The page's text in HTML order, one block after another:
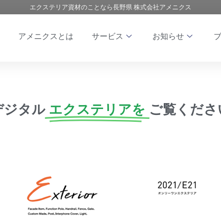
エクステリア資材のことなら長野県 株式会社アメニクス
アメニクスとは サービス お知らせ
ジタル エクステリアを ご覧くださ